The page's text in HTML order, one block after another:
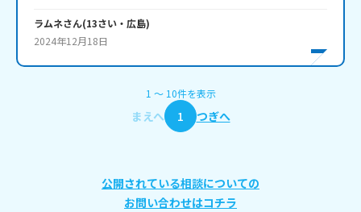
ラムネさん(13さい・ 広島)
2024年12月18日
1 〜 10件を表示
まえへ 1 つぎへ
公開されている相談についての
お問い合わせはコチラ